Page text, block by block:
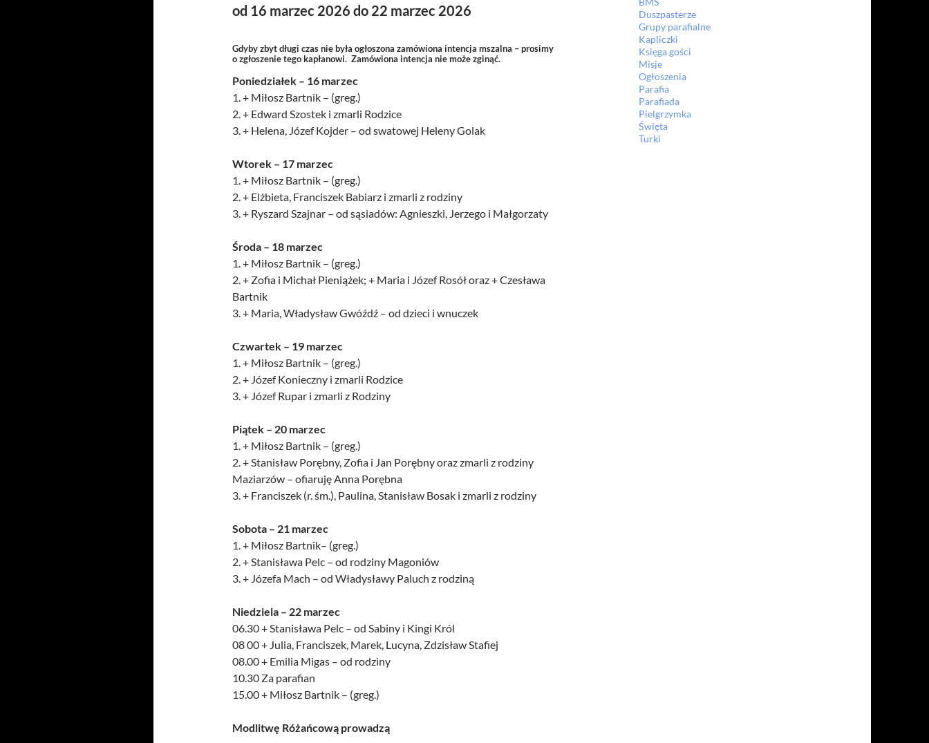
od 16 marzec 2026 do 22 marzec 2026
Gdyby zbyt długi czas nie była ogłoszona zamówiona intencja mszalna – prosimy
o zgłoszenie tego kapłanowi. Zamówiona intencja nie może zginąć.
Poniedziałek – 16 marzec
1. + Miłosz Bartnik – (greg.)
2. + Edward Szostek i zmarli Rodzice
3. + Helena, Józef Kojder – od swatowej Heleny Golak
Wtorek – 17 marzec
1. + Miłosz Bartnik – (greg.)
2. + Elżbieta, Franciszek Babiarz i zmarli z rodziny
3. + Ryszard Szajnar – od sąsiadów: Agnieszki, Jerzego i Małgorzaty
Środa – 18 marzec
1. + Miłosz Bartnik – (greg.)
2. + Zofia i Michał Pieniążek; + Maria i Józef Rosół oraz + Czesława
Bartnik
3. + Maria, Władysław Gwóźdź – od dzieci i wnuczek
Czwartek – 19 marzec
1. + Miłosz Bartnik – (greg.)
2. + Józef Konieczny i zmarli Rodzice
3. + Józef Rupar i zmarli z Rodziny
Piątek – 20 marzec
1. + Miłosz Bartnik – (greg.)
2. + Stanisław Porębny, Zofia i Jan Porębny oraz zmarli z rodziny
Maziarzów – ofiaruję Anna Porębna
3. + Franciszek (r. śm.), Paulina, Stanisław Bosak i zmarli z rodziny
Sobota – 21 marzec
1. + Miłosz Bartnik– (greg.)
2. + Stanisława Pelc – od rodziny Magoniów
3. + Józefa Mach – od Władysławy Paluch z rodziną
Niedziela – 22 marzec
06.30 + Stanisława Pelc – od Sabiny i Kingi Król
08 00 + Julia, Franciszek, Marek, Lucyna, Zdzisław Stafiej
08.00 + Emilia Migas – od rodziny
10.30 Za parafian
15.00 + Miłosz Bartnik – (greg.)
Modlitwę Różańcową prowadzą
Duszpasterze
Grupy parafialne
Kapliczki
Księga gości
Misje
Ogłoszenia
Parafia
Parafiada
Pielgrzymka
Święta
Turki